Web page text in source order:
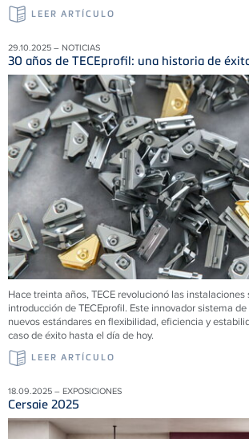
LEER ARTÍCULO
29.10.2025 – NOTICIAS
30 años de TECEprofil: una historia de
Hace treinta años, TECE revolucionó las
introducción de TECEprofil. Este innovador sistema
nuevos estándares en flexibilidad, eficiencia y
caso de éxito hasta el día de hoy.
LEER ARTÍCULO
18.09.2025 – EXPOSICIONES
Cersaie 2025